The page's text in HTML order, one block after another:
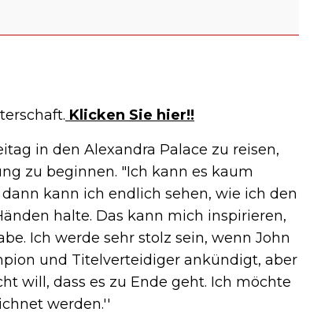
Klicken Sie hier!!
in den Alexandra Palace zu reisen,
zu beginnen. "Ich kann es kaum
kann ich endlich sehen, wie ich den
halte. Das kann mich inspirieren,
Ich werde sehr stolz sein, wenn John
und Titelverteidiger ankündigt, aber
will, dass es zu Ende geht. Ich möchte
werden.''